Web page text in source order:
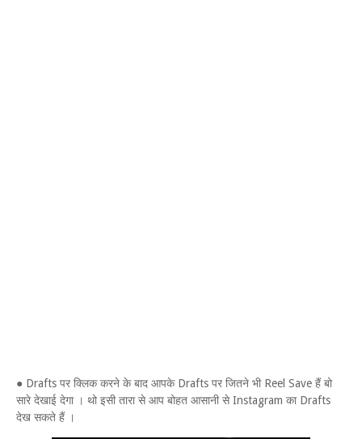
● Drafts पर क्लिक करने के बाद आपके Drafts पर जितने भी Reel Save हैं बो
सारे देखाई देगा । थो इसी तारा से आप बोहत आसानी से Instagram का Drafts
देख सकते हैं ।